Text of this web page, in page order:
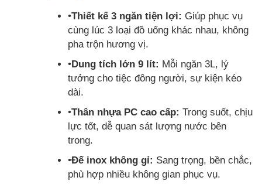
•Thiết kế 3 ngăn tiện lợi: Giúp phục vụ
cùng lúc 3 loại đồ uống khác nhau, không
pha trộn hương vị.
•Dung tích lớn 9 lít: Mỗi ngăn 3L, lý
tưởng cho tiệc đông người, sự kiện kéo
dài.
•Thân nhựa PC cao cấp: Trong suốt, chịu
lực tốt, dễ quan sát lượng nước bên
trong.
•Đế inox không gỉ: Sang trọng, bền chắc,
phù hợp nhiều không gian phục vụ.